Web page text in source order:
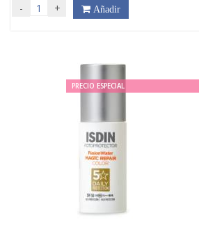
- + Añadir
PRECIO ESPECIAL